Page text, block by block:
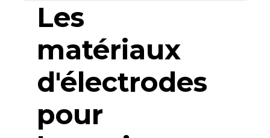
Les
matériaux
d'électrodes
pour